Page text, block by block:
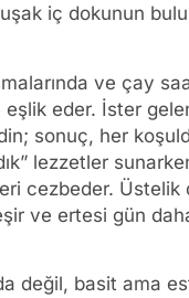
iç dokunun
ve çay
eşlik eder. İster
sonuç, her
lezzetler
cezbeder.
ve ertesi gün
değil, basit ama